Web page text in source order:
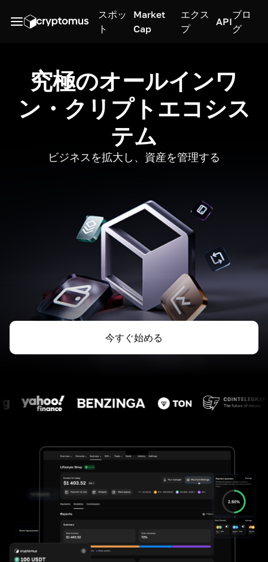
スポッ
ト
Market
Cap
エクス
プ
API
ブロ
グ
究極のオールインワ
ン・クリプトエコシス
テム
ビジネスを拡大し、資産を管理する
今すぐ始める